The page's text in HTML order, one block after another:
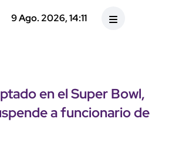
9 Ago. 2026, 14:11
en el Super Bowl,
a funcionario de